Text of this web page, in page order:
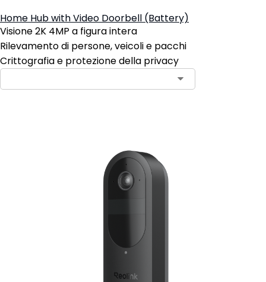
Home Hub with Video Doorbell (Battery)
Visione 2K 4MP a figura intera
Rilevamento di persone, veicoli e pacchi
Crittografia e protezione della privacy